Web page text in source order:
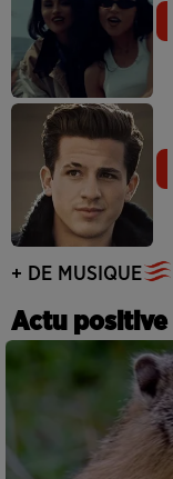
+ DE MUSIQUE
Actu positive